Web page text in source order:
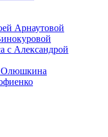
Арнаутовой
с Александрой
Олюшкина